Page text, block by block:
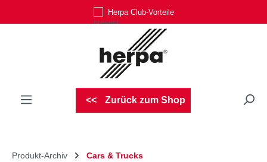
Zum Hauptinhalt springenHerpa Club-Vorteile
Zurück zum Shop
Produkt-Archiv Cars & Trucks